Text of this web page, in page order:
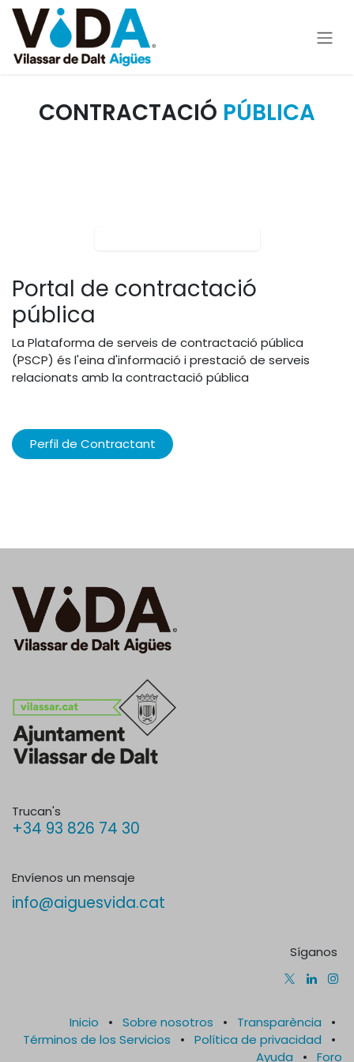
Ir al contenido
CONTRACTACIÓ PÚBLICA
Portal de contractació
pública
La Plataforma de serveis de contractació pública
(PSCP) és l'eina d'informació i prestació de serveis
relacionats amb la contractació pública
Perfil de Contractant
Trucan's
+34 93 826 74 30
Envíenos un mensaje
info@aiguesvida.cat
Síganos
Inicio • Sobre nosotros • Transparència
•
Términos de los Servicios
• Política de privacidad
•
Ayuda
• Foro